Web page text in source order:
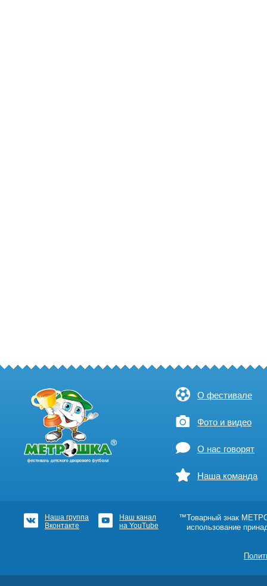
О фестивале
Фото и видео
О нас говорят
Наша команда
Наша группа
Вконтакте
Наш канал
на YouTube
™Товарный знак
использование